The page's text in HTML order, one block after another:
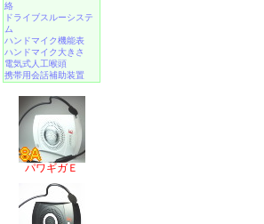
絡
ドライブスルーシステ
ム
ハンドマイク機能表
ハンドマイク大きさ
電気式人工喉頭
携帯用会話補助装置
パワギガＥ